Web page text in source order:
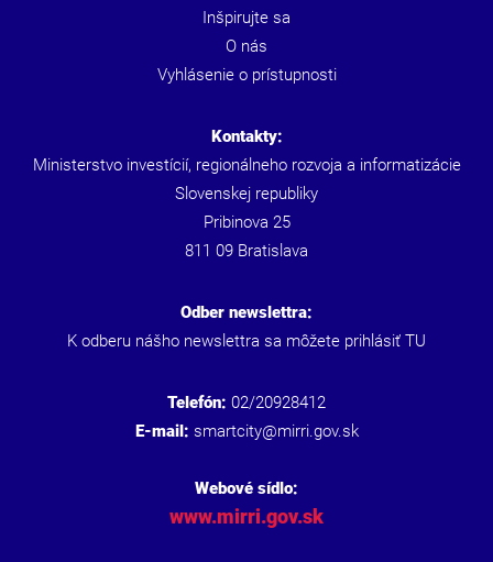
Inšpirujte sa
O nás
Vyhlásenie o prístupnosti
Kontakty:
Ministerstvo investícií, regionálneho rozvoja a informatizácie
Slovenskej republiky
Pribinova 25
811 09 Bratislava
Odber newslettra:
K odberu nášho newslettra sa môžete prihlásiť TU
Telefón: 02/20928412
E-mail: smartcity@mirri.gov.sk
Webové sídlo:
www.mirri.gov.sk